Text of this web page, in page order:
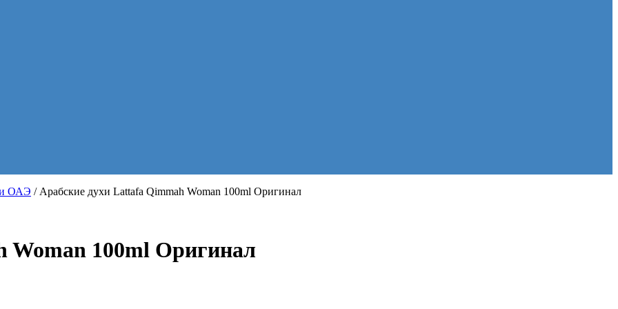
ОАЭ / Арабские духи Lattafa Qimmah Woman 100ml Оригинал
Woman 100ml Оригинал